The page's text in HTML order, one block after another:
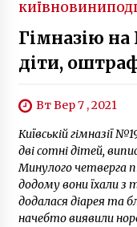
КИЇВНОВИНИ
Гімназію на
діти,
Вт Вер 7 , 2021
Київській гімназії
дві сотні дітей,
Минулого четверга
додому вони їхали
додалася діарея та
начебто виявили